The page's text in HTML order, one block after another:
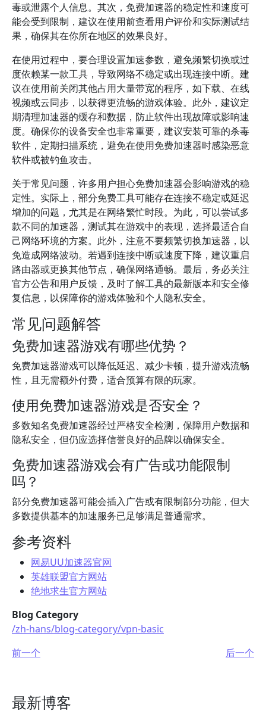
毒或泄露个人信息。其次，免费加速器的稳定性和速度可
能会受到限制，建议在使用前查看用户评价和实际测试结
果，确保其在你所在地区的效果良好。
在使用过程中，要合理设置加速参数，避免频繁切换或过
度依赖某一款工具，导致网络不稳定或出现连接中断。建
议在使用前关闭其他占用大量带宽的程序，如下载、在线
视频或云同步，以获得更流畅的游戏体验。此外，建议定
期清理加速器的缓存和数据，防止软件出现故障或影响速
度。确保你的设备安全也非常重要，建议安装可靠的杀毒
软件，定期扫描系统，避免在使用免费加速器时感染恶意
软件或被钓鱼攻击。
关于常见问题，许多用户担心免费加速器会影响游戏的稳
定性。实际上，部分免费工具可能存在连接不稳定或延迟
增加的问题，尤其是在网络繁忙时段。为此，可以尝试多
款不同的加速器，测试其在游戏中的表现，选择最适合自
己网络环境的方案。此外，注意不要频繁切换加速器，以
免造成网络波动。若遇到连接中断或速度下降，建议重启
路由器或更换其他节点，确保网络通畅。最后，务必关注
官方公告和用户反馈，及时了解工具的最新版本和安全修
复信息，以保障你的游戏体验和个人隐私安全。
常见问题解答
免费加速器游戏有哪些优势？
免费加速器游戏可以降低延迟、减少卡顿，提升游戏流畅
性，且无需额外付费，适合预算有限的玩家。
使用免费加速器游戏是否安全？
多数知名免费加速器经过严格安全检测，保障用户数据和
隐私安全，但仍应选择信誉良好的品牌以确保安全。
免费加速器游戏会有广告或功能限制
吗？
部分免费加速器可能会插入广告或有限制部分功能，但大
多数提供基本的加速服务已足够满足普通需求。
参考资料
网易UU加速器官网
英雄联盟官方网站
绝地求生官方网站
Blog Category
/zh-hans/blog-category/vpn-basic
前一个
后一个
最新博客